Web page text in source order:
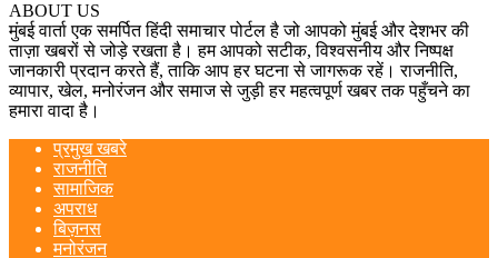
ABOUT US
मुंबई वार्ता एक समर्पित हिंदी समाचार पोर्टल है जो आपको मुंबई और देशभर की
ताज़ा खबरों से जोड़े रखता है। हम आपको सटीक, विश्वसनीय और निष्पक्ष
जानकारी प्रदान करते हैं, ताकि आप हर घटना से जागरूक रहें। राजनीति,
व्यापार, खेल, मनोरंजन और समाज से जुड़ी हर महत्वपूर्ण खबर तक पहुँचने का
हमारा वादा है।
प्रमुख खबरे
राजनीति
सामाजिक
अपराध
बिज़नस
मनोरंजन